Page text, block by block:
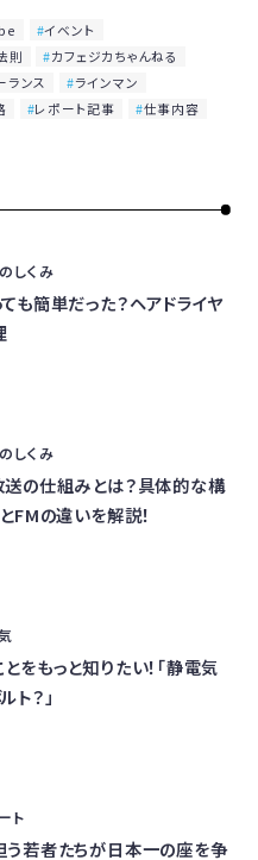
イベント
則
カフェジカちゃんねる
ランス
ラインマン
レポート記事 仕事内容
しくみ
も簡単だった？ヘアドライヤ
しくみ
送の仕組みとは？具体的な構
FMの違いを解説！
をもっと知りたい！「静電気
ト？」
ト
う若者たちが日本一の座を争